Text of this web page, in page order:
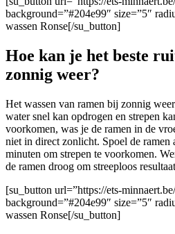
background=”#204e99″ size=”5″
wassen Ronse[/su_button]
Hoe kan je het beste
zonnig weer?
Het wassen van ramen bij zonnig
water snel kan opdrogen en strepen
voorkomen, was je de ramen in de
niet in direct zonlicht. Spoel de
minuten om strepen te voorkomen.
de ramen droog om streeploos
[su_button url=”https://ets-
background=”#204e99″ size=”5″
wassen Ronse[/su_button]